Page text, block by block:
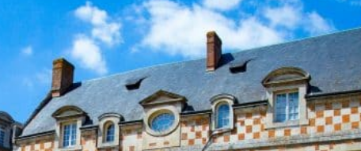
- PATRIMOINE ACTION SOCIALE VIE ASSOCIATIVE - SPORTIVE